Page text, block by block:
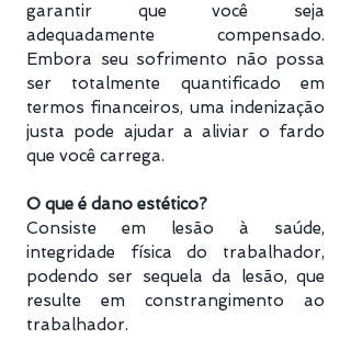
garantir que você seja
adequadamente compensado.
Embora seu sofrimento não possa
ser totalmente quantificado em
termos financeiros, uma indenização
justa pode ajudar a aliviar o fardo
que você carrega.
O que é dano estético?
Consiste em lesão à saúde,
integridade física do trabalhador,
podendo ser sequela da lesão, que
resulte em constrangimento ao
trabalhador.